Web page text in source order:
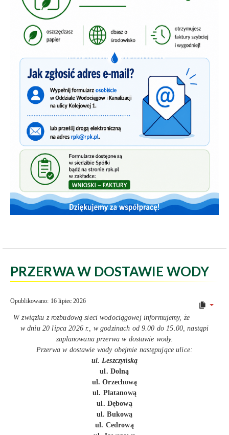
PRZERWA W DOSTAWIE WODY
Opublikowano: 16 lipiec 2026
W związku z rozbudową sieci wodociągowej informujemy, że
w dniu 20 lipca 2026 r., w godzinach od 9.00 do 15.00, nastąpi
zaplanowana przerwa w dostawie wody.
Przerwa w dostawie wody obejmie następujące ulice:
ul. Leszczyńską
ul. Dolną
ul. Orzechową
ul. Platanową
ul. Dębową
ul. Bukową
ul. Cedrową